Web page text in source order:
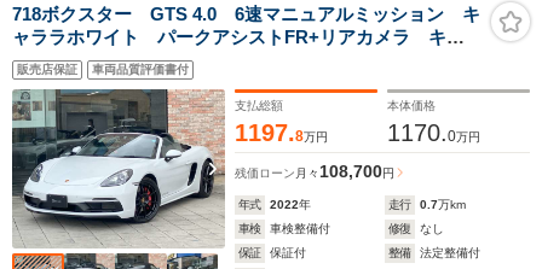
718ボクスター GTS 4.0 6速マニュアルミッション キ
ャララホワイト パークアシストFR+リアカメラ キセ
ノンPDLS スポーツクロノ BOSEサウンド スポーツ
エキゾースト PASM エントリードライブ カーボント
リム レザーインテリア
販売店保証 車両品質評価書付
支払総額
1197.8万円
本体価格
1170.0万円
残価ローン 月々108,700円
年式 2022年 走行 0.7万km
車検
車検整備付 修復
なし
保証
保証付 整備
法定整備付